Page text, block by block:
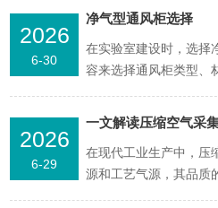
同时，要确保周围有足
的间距。2.合适尺寸：
柜...
2026
6-30
净气型通风柜选择
在实验室建设时，选择
容来选择通风柜类型、
时，要充分考虑其控制
需的通风量从而确定通
氯酸等实...
2026
6-29
一文解读压缩空气采
在现代工业生产中，压
源和工艺气源，其品质